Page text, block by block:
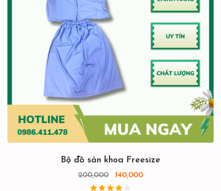
Bộ đồ sản khoa Freesize
200,000 140,000